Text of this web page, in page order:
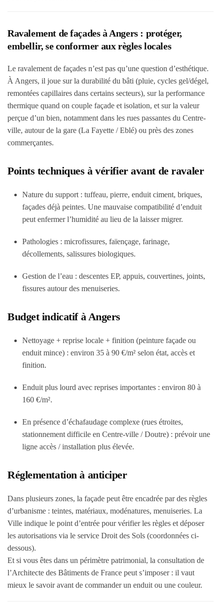
Ravalement de façades à Angers : protéger,
embellir, se conformer aux règles locales
Le ravalement de façades n’est pas qu’une question d’esthétique.
À Angers, il joue sur la durabilité du bâti (pluie, cycles gel/dégel,
remontées capillaires dans certains secteurs), sur la performance
thermique quand on couple façade et isolation, et sur la valeur
perçue d’un bien, notamment dans les rues passantes du Centre-
ville, autour de la gare (La Fayette / Eblé) ou près des zones
commerçantes.
Points techniques à vérifier avant de ravaler
Nature du support : tuffeau, pierre, enduit ciment, briques,
façades déjà peintes. Une mauvaise compatibilité d’enduit
peut enfermer l’humidité au lieu de la laisser migrer.
Pathologies : microfissures, faïençage, farinage,
décollements, salissures biologiques.
Gestion de l’eau : descentes EP, appuis, couvertines, joints,
fissures autour des menuiseries.
Budget indicatif à Angers
Nettoyage + reprise locale + finition (peinture façade ou
enduit mince) : environ 35 à 90 €/m² selon état, accès et
finition.
Enduit plus lourd avec reprises importantes : environ 80 à
160 €/m².
En présence d’échafaudage complexe (rues étroites,
stationnement difficile en Centre-ville / Doutre) : prévoir une
ligne accès / installation plus élevée.
Réglementation à anticiper
Dans plusieurs zones, la façade peut être encadrée par des règles
d’urbanisme : teintes, matériaux, modénatures, menuiseries. La
Ville indique le point d’entrée pour vérifier les règles et déposer
les autorisations via le service Droit des Sols (coordonnées ci-
dessous).
Et si vous êtes dans un périmètre patrimonial, la consultation de
l’Architecte des Bâtiments de France peut s’imposer : il vaut
mieux le savoir avant de commander un enduit ou une couleur.